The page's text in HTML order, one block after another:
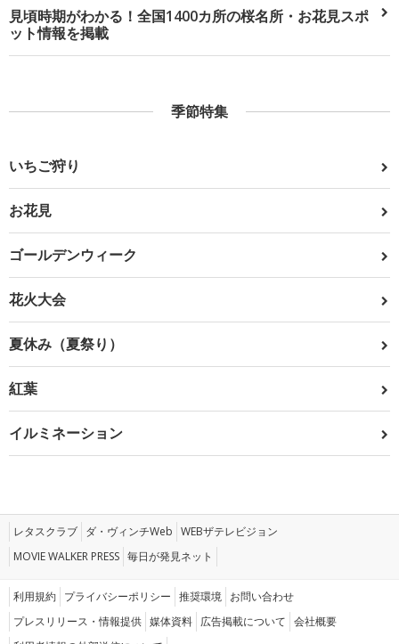
見頃時期がわかる！全国1400カ所の桜名所・お花見スポ
ット情報を掲載
季節特集
いちご狩り
お花見
ゴールデンウィーク
花火大会
夏休み（夏祭り）
紅葉
イルミネーション
レタスクラブ ダ・ヴィンチWeb WEBザテレビジョン
MOVIE WALKER PRESS 毎日が発見ネット
利用規約 プライバシーポリシー 推奨環境 お問い合わせ
プレスリリース・情報提供 媒体資料 広告掲載について 会社概要